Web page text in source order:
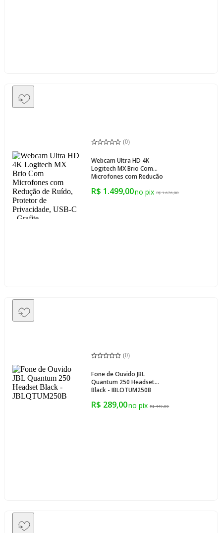
(0)
Webcam Ultra HD 4K
Logitech MX Brio Com
Microfones com Redução
Privacidade, USB-C - Grafite
R$ 1.499,00 R$ 1.676,08
(0)
Fone de Ouvido JBL
Quantum 250 Headset
Black - JBLQTUM250B
R$ 289,00 R$ 449,00